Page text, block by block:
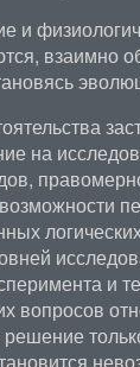
и
взаимно
на
и
вопросов